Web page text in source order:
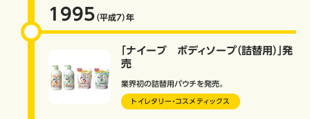
1995 （平成7）年
「ナイーブ ボディソープ（詰替用）」発
売
業界初の詰替用パウチを発売。
トイレタリー・コスメティックス